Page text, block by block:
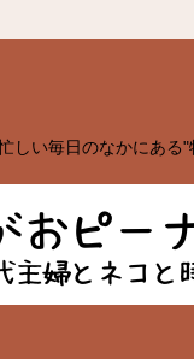
い毎日のなかにあ